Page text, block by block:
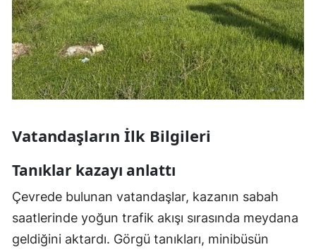
Vatandaşların İlk Bilgileri
Tanıklar kazayı anlattı
Çevrede bulunan vatandaşlar, kazanın sabah
saatlerinde yoğun trafik akışı sırasında meydana
geldiğini aktardı. Görgü tanıkları, minibüsün